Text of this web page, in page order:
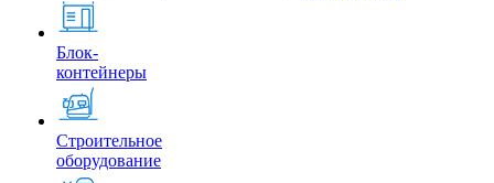
Блок-
контейнеры
Строительное
оборудование